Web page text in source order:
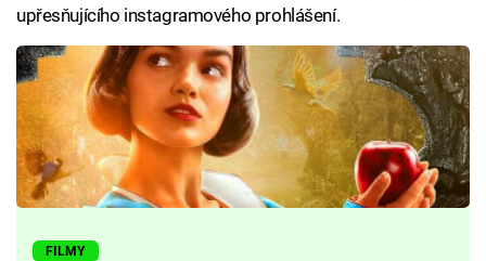
upřesňujícího instagramového prohlášení.
FILMY